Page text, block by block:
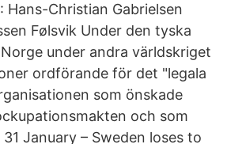
Hans-Christian Gabrielsen
Følsvik Under den tyska
under andra världskriget
ordförande för det "legala
som önskade
och som
January – Sweden loses to